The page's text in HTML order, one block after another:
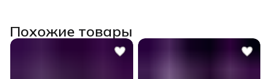
Похожие товары